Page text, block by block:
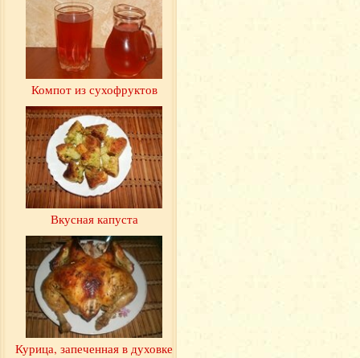
Компот из сухофруктов
Вкусная капуста
Курица, запеченная в духовке